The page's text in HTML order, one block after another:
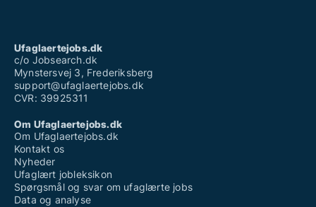
Ufaglært vikar løn
Vikar ufaglært
Ufaglaertejobs.dk
c/o Jobsearch.dk
Mynstersvej 3, Frederiksberg
support@ufaglaertejobs.dk
CVR: 39925311
Om Ufaglaertejobs.dk
Om Ufaglaertejobs.dk
Kontakt os
Nyheder
Ufaglært jobleksikon
Spørgsmål og svar om ufaglærte jobs
Data og analyse